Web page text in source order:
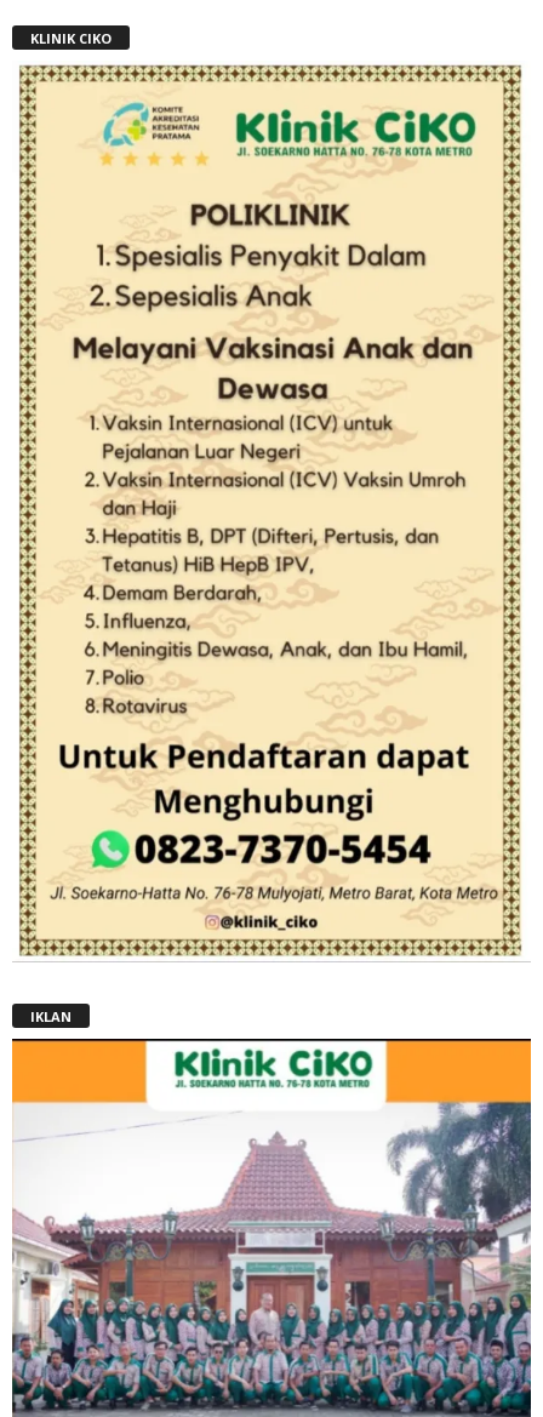
KLINIK CIKO
IKLAN